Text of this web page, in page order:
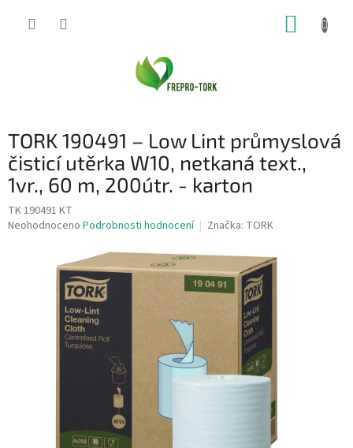
TORK 190491 – Low Lint průmyslová
čisticí utěrka W10, netkaná text.,
1vr., 60 m, 200útr. - karton
TK 190491 KT
Průměrné
Neohodnoceno Podrobnosti hodnocení Značka: TORK